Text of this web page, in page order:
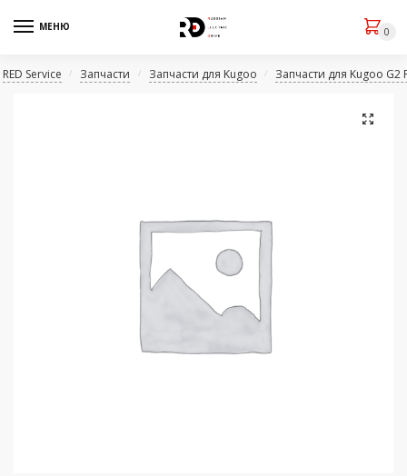
МЕНЮ 0
RED Service / Запчасти / Запчасти для Kugoo / Запчасти для Kugoo G2
🔍